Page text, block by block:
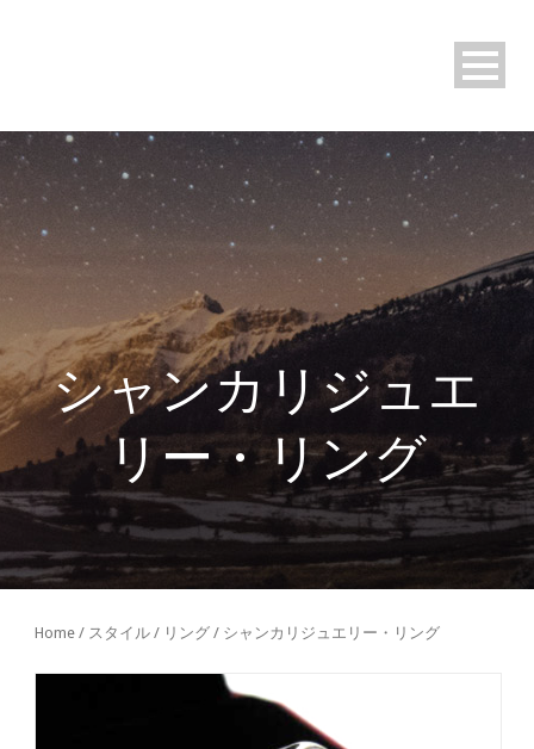
シャンカリジュエ
リー・リング
Home / スタイル / リング / シャンカリジュエリー・リング